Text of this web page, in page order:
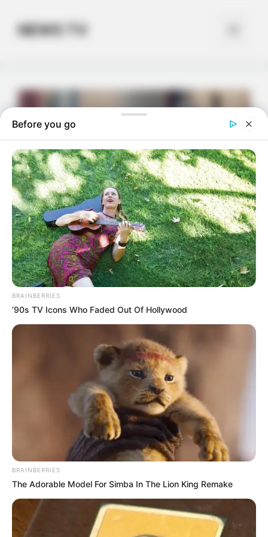
contentNEWS TV
Plus belle la vie :
Jonas arrêté, la fin
pour Alexis et
Emma (spoiler)
Jonas va être arrêté dans Plus belle la vie,
encore plus belle diffusé sur TF1 ce vendredi 12
Before you go
BRAINBERRIES
’90s TV Icons Who Faded Out Of Hollywood
BRAINBERRIES
The Adorable Model For Simba In The Lion King Remake